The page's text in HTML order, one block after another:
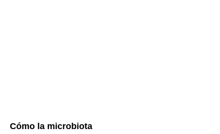
Cómo la microbiota